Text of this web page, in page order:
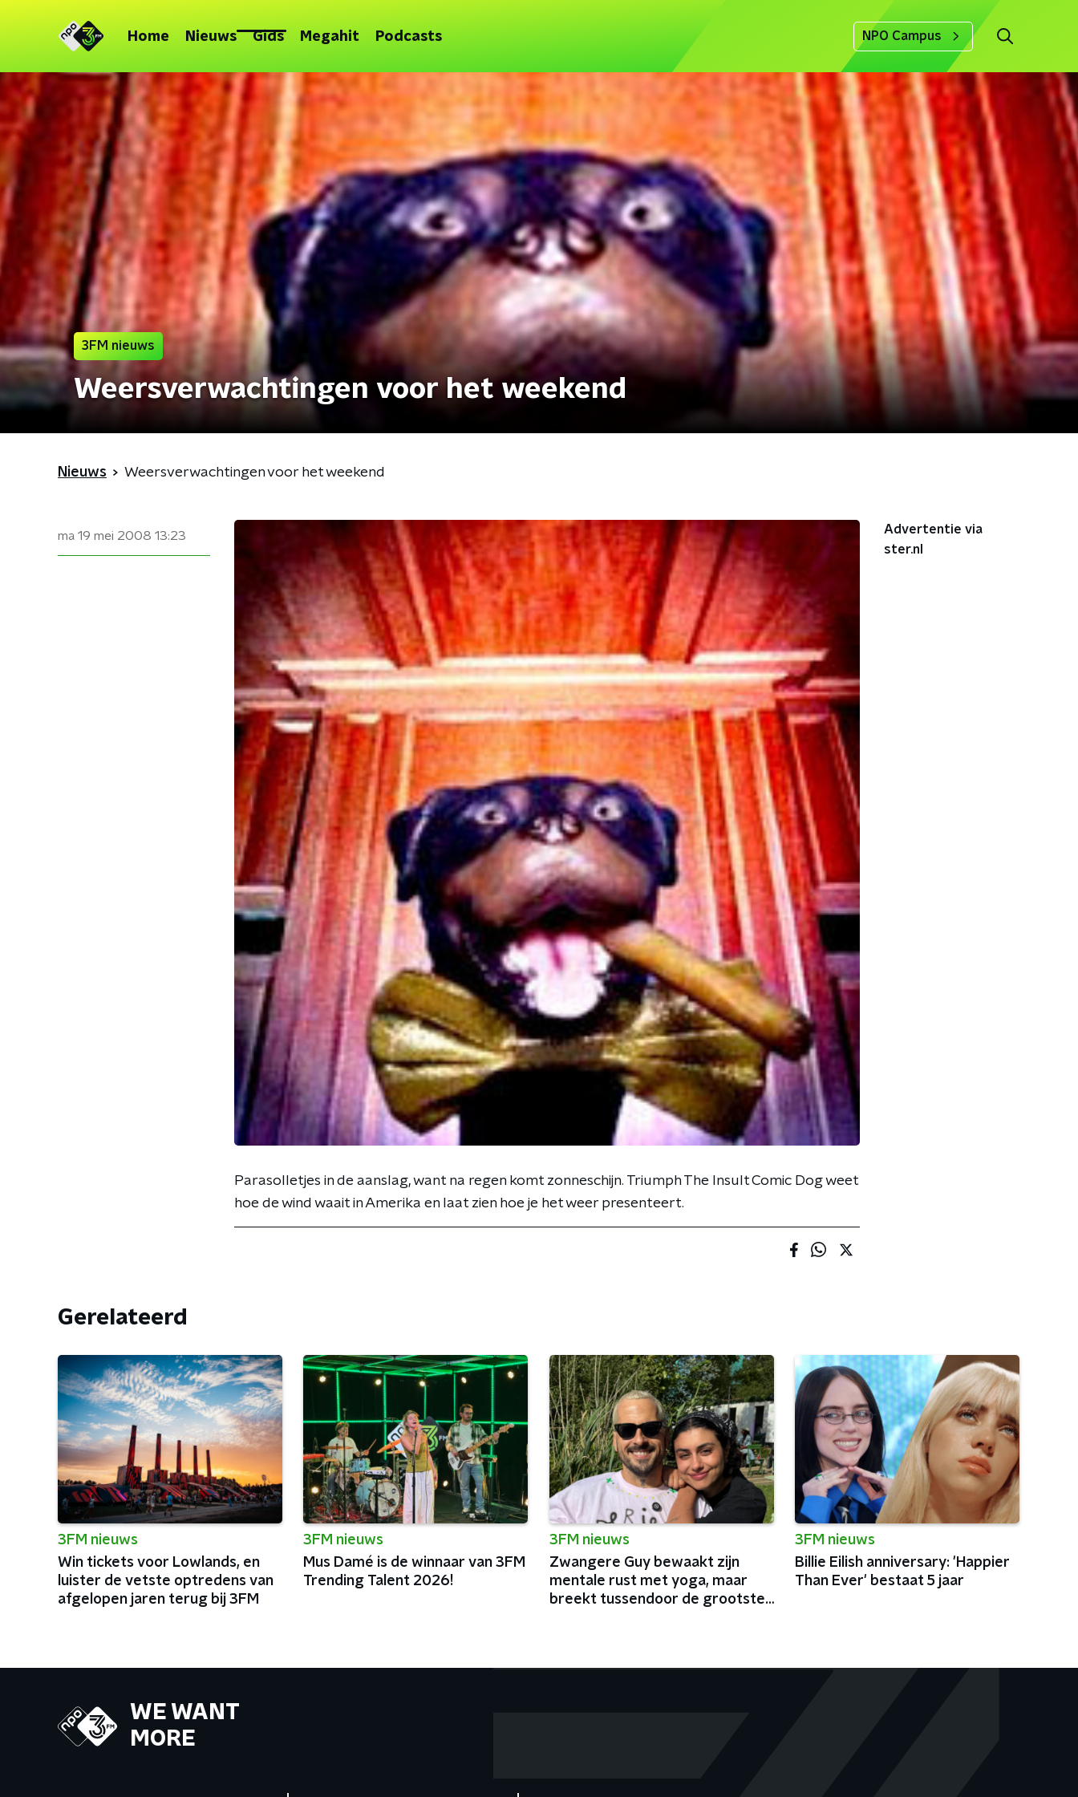
Home Nieuws Gids Megahit Podcasts NPO Campus
3FM nieuws
Weersverwachtingen voor het weekend
Nieuws Weersverwachtingen voor het weekend
ma 19 mei 2008 13:23
Parasolletjes in de aanslag, want na regen komt zonneschijn. Triumph The Insult Comic Dog weet
hoe de wind waait in Amerika en laat zien hoe je het weer presenteert.
Advertentie via
ster.nl
Gerelateerd
3FM nieuws
Win tickets voor Lowlands, en
luister de vetste optredens van
afgelopen jaren terug bij 3FM
3FM nieuws
Mus Damé is de winnaar van 3FM
Trending Talent 2026!
3FM nieuws
Zwangere Guy bewaakt zijn
mentale rust met yoga, maar
breekt tussendoor de grootste
3FM nieuws
Billie Eilish anniversary: 'Happier
Than Ever' bestaat 5 jaar
WE WANT
MORE